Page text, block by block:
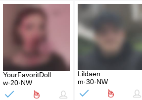
YourFavoritDoll
w·20·NW
Lildaen
m·30·NW